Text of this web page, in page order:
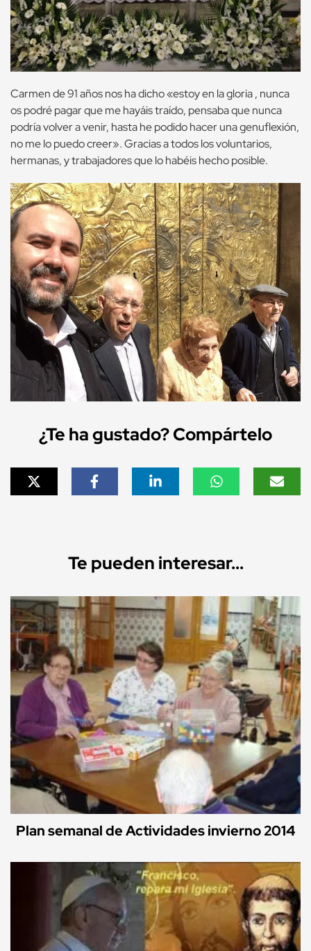
Carmen de 91 años nos ha dicho «estoy en la gloria , nunca
os podré pagar que me hayáis traído, pensaba que nunca
podría volver a venir, hasta he podido hacer una genuflexión,
no me lo puedo creer». Gracias a todos los voluntarios,
hermanas, y trabajadores que lo habéis hecho posible.
¿Te ha gustado? Compártelo
Te pueden interesar...
Plan semanal de Actividades invierno 2014